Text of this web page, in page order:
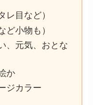
レ目など）
ど小物も）
、元気、おとな
か
ジカラー